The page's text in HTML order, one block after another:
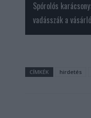
Spórolós
vadásszák a
CÍMKÉK hirdetés